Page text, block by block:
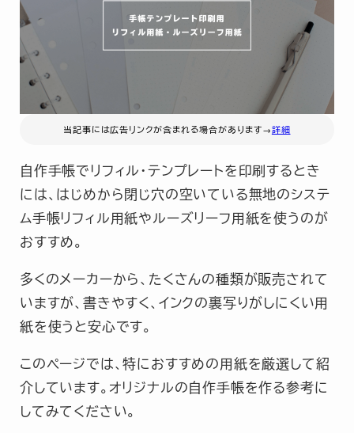
当記事には広告リンクが含まれる場合があります→詳細
自作手帳でリフィル・テンプレートを印刷するとき
には、はじめから閉じ穴の空いている無地のシステ
ム手帳リフィル用紙やルーズリーフ用紙を使うのが
おすすめ。
多くのメーカーから、たくさんの種類が販売されて
いますが、書きやすく、インクの裏写りがしにくい用
紙を使うと安心です。
このページでは、特におすすめの用紙を厳選して紹
介しています。オリジナルの自作手帳を作る参考に
してみてください。